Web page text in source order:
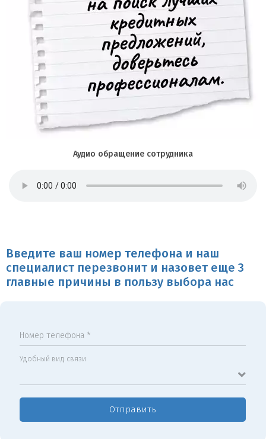
Аудио обращение сотрудника
Введите ваш номер телефона и наш
специалист перезвонит и назовет еще 3
главные причины в пользу выбора нас
Номер телефона *
Удобный вид связи
Отправить